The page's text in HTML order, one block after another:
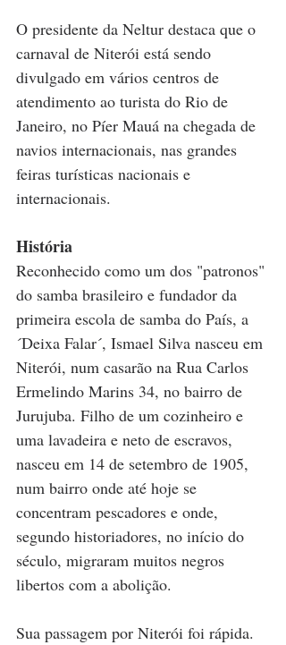
O presidente da Neltur destaca que o
carnaval de Niterói está sendo
divulgado em vários centros de
atendimento ao turista do Rio de
Janeiro, no Píer Mauá na chegada de
navios internacionais, nas grandes
feiras turísticas nacionais e
internacionais.
História
Reconhecido como um dos "patronos"
do samba brasileiro e fundador da
primeira escola de samba do País, a
´Deixa Falar´, Ismael Silva nasceu em
Niterói, num casarão na Rua Carlos
Ermelindo Marins 34, no bairro de
Jurujuba. Filho de um cozinheiro e
uma lavadeira e neto de escravos,
nasceu em 14 de setembro de 1905,
num bairro onde até hoje se
concentram pescadores e onde,
segundo historiadores, no início do
século, migraram muitos negros
libertos com a abolição.
Sua passagem por Niterói foi rápida.